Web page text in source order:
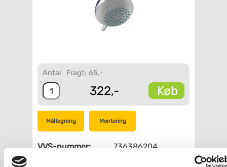
Antal Fragt: 65,-
322,- Køb
Måltegning Montering
VVS-nummer:
736386204